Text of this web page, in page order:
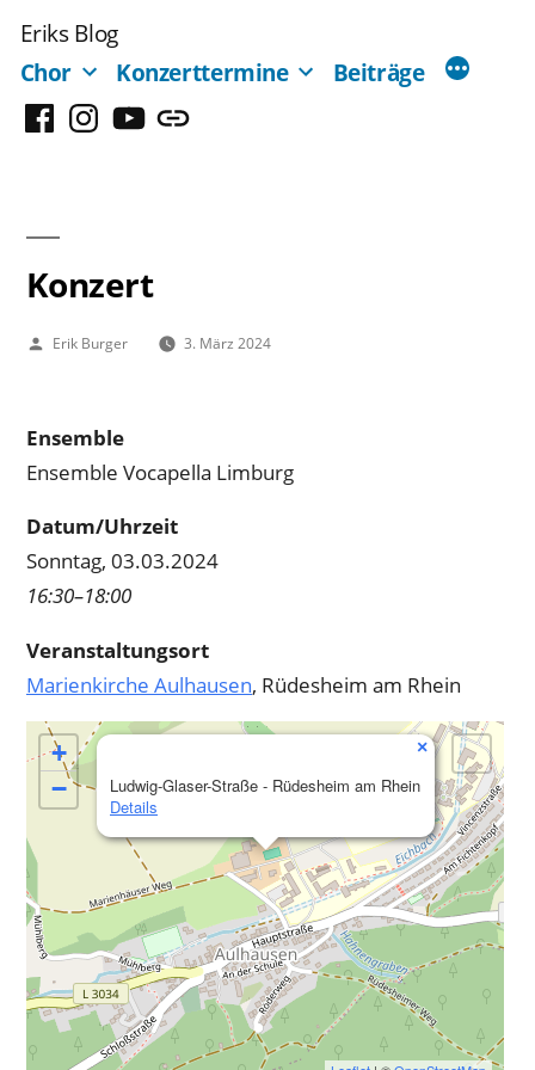
Inhalt
springen
Eriks Blog
Chor
Konzerttermine Beiträge
FacebookInstagram
YouTubeMastodon
Konzert
Veröffentlicht
Erik Burger 3. März 2024
Ensemble
Ensemble Vocapella Limburg
Datum/Uhrzeit
Sonntag, 03.03.2024
16:30–18:00
Veranstaltungsort
Marienkirche Aulhausen, Rüdesheim am Rhein
Ludwig-Glaser-Straße - Rüdesheim am Rhein
Details
×
+
−